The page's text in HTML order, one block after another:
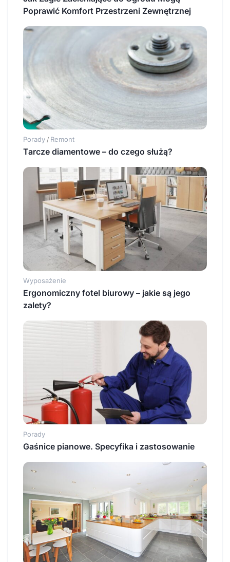
Poprawić Komfort Przestrzeni Zewnętrznej
Porady / Remont
Tarcze diamentowe – do czego służą?
Wyposażenie
Ergonomiczny fotel biurowy – jakie są jego
zalety?
Porady
Gaśnice pianowe. Specyfika i zastosowanie